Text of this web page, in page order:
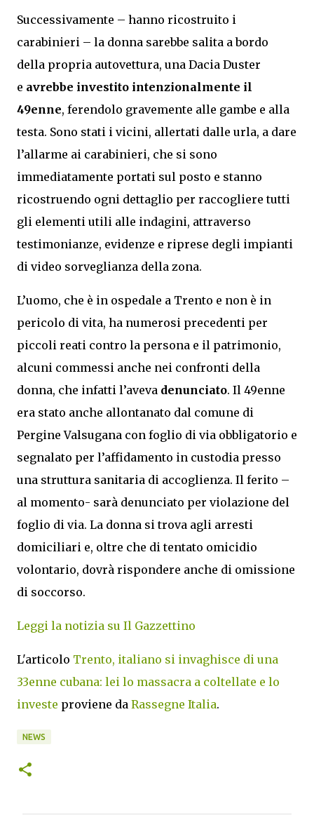
Successivamente – hanno ricostruito i
carabinieri – la donna sarebbe salita a bordo
della propria autovettura, una Dacia Duster
e avrebbe investito intenzionalmente il
49enne, ferendolo gravemente alle gambe e alla
testa. Sono stati i vicini, allertati dalle urla, a dare
l’allarme ai carabinieri, che si sono
immediatamente portati sul posto e stanno
ricostruendo ogni dettaglio per raccogliere tutti
gli elementi utili alle indagini, attraverso
testimonianze, evidenze e riprese degli impianti
di video sorveglianza della zona.
L’uomo, che è in ospedale a Trento e non è in
pericolo di vita, ha numerosi precedenti per
piccoli reati contro la persona e il patrimonio,
alcuni commessi anche nei confronti della
donna, che infatti l’aveva denunciato. Il 49enne
era stato anche allontanato dal comune di
Pergine Valsugana con foglio di via obbligatorio e
segnalato per l’affidamento in custodia presso
una struttura sanitaria di accoglienza. Il ferito –
al momento- sarà denunciato per violazione del
foglio di via. La donna si trova agli arresti
domiciliari e, oltre che di tentato omicidio
volontario, dovrà rispondere anche di omissione
di soccorso.
Leggi la notizia su Il Gazzettino
L'articolo Trento, italiano si invaghisce di una
33enne cubana: lei lo massacra a coltellate e lo
investe proviene da Rassegne Italia.
NEWS